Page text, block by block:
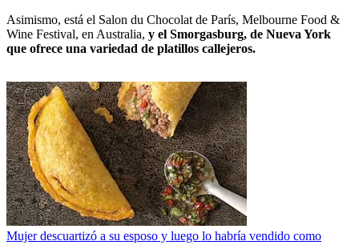
Asimismo, está el Salon du Chocolat de París, Melbourne Food &
Wine Festival, en Australia, y el Smorgasburg, de Nueva York
que ofrece una variedad de platillos callejeros.
Mujer descuartizó a su esposo y luego lo habría vendido como